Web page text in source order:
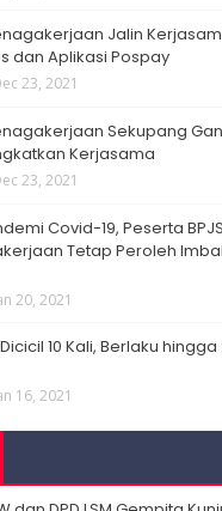
Jalin
dan Aplikasi Pospay
23, 2021
Sekupang
Kerjasama
23, 2021
Covid-19, Peserta BPJS
Tetap Peroleh
20, 2021
10 Kali, Berlaku
16, 2021